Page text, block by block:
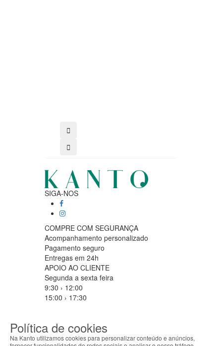
SIGA-NOS
COMPRE COM SEGURANÇA
Acompanhamento personalizado
Pagamento seguro
Entregas em 24h
APOIO AO CLIENTE
Segunda a sexta feira
9:30 › 12:00
15:00 › 17:30
Política de cookies
Na Kanto utilizamos cookies para personalizar conteúdo e anúncios,